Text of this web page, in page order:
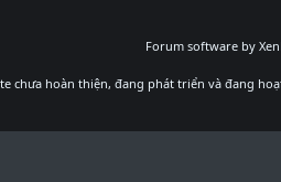
Forum software by
chưa hoàn thiện, đang phát triển và đang